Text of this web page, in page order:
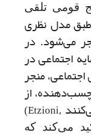
قومی تلقی
مدل نظری
می‌‌شود. در
اجتماعی در
منجر
چسب‌دهنده، از
(Etzioni,
تأکید می‌کند که